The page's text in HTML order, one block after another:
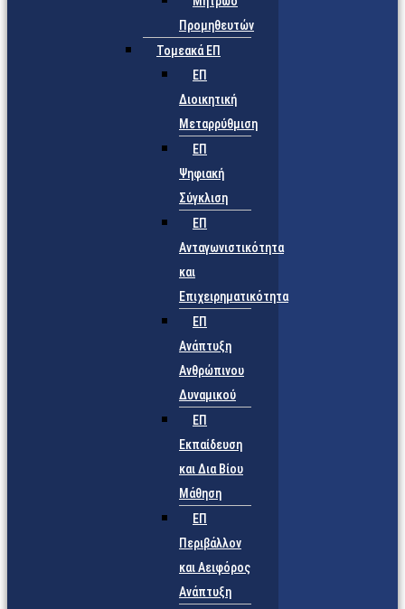
Προμηθευτών
Τομεακά ΕΠ
ΕΠ
Διοικητική
Μεταρρύθμιση
ΕΠ
Ψηφιακή
Σύγκλιση
ΕΠ
Ανταγωνιστικότητα
και
Επιχειρηματικότητα
ΕΠ
Ανάπτυξη
Ανθρώπινου
Δυναμικού
ΕΠ
Εκπαίδευση
και Δια Βίου
Μάθηση
ΕΠ
Περιβάλλον
και Αειφόρος
Ανάπτυξη